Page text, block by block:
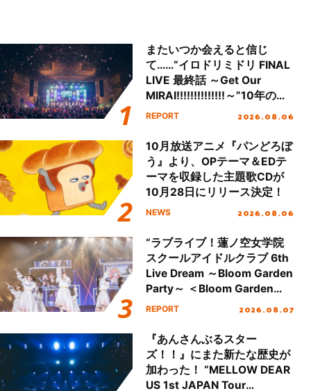
またいつか会えると信じ
て……“イロドリミドリ FINAL
LIVE 最終話 ～Get Our
MIRAI!!!!!!!!!!!!!!～”10年の活
動を経てファイナルを迎える
REPORT 2026.08.06
10月放送アニメ『パンどろぼ
う』より、OPテーマ＆EDテ
ーマを収録した主題歌CDが
10月28日にリリース決定！
NEWS 2026.08.06
“ラブライブ！蓮ノ空女学院
スクールアイドルクラブ 6th
Live Dream ～Bloom Garden
Party～ ＜Bloom Garden
Party Stage／埼玉公演＞”
REPORT 2026.08.07
『あんさんぶるスター
ズ！！』にまた新たな歴史が
加わった！ “MELLOW DEAR
US 1st JAPAN Tour